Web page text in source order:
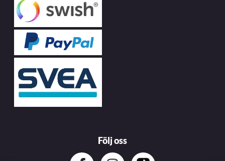
Följ oss